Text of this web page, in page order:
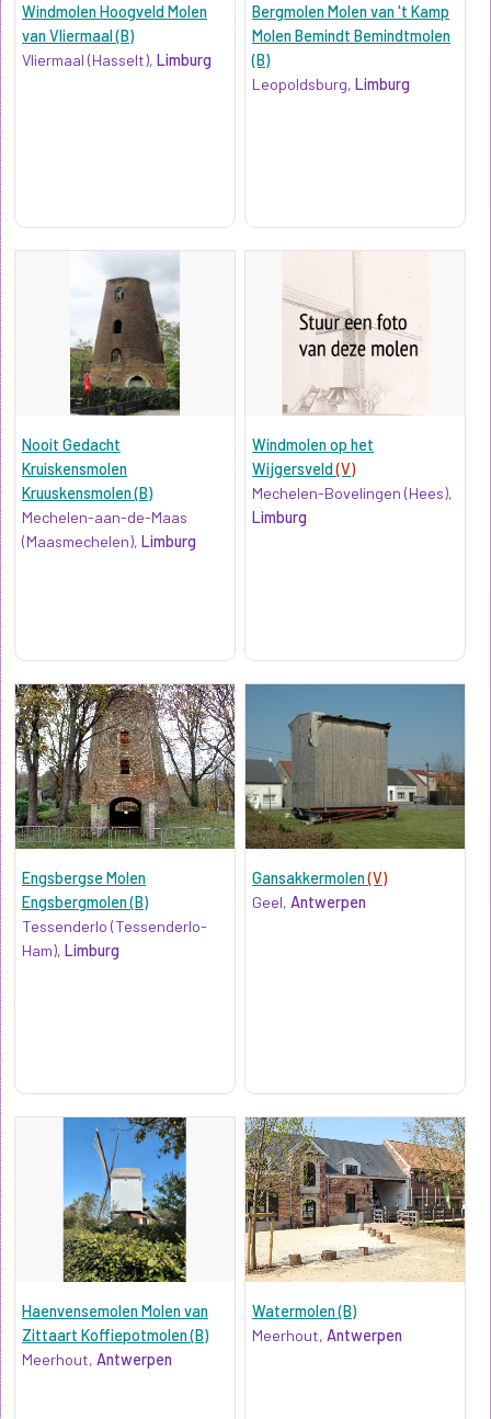
Windmolen Hoogveld Molen
van Vliermaal (B)
Vliermaal (Hasselt), Limburg
Bergmolen Molen van 't Kamp
Molen Bemindt Bemindtmolen
(B)
Leopoldsburg,Limburg
Nooit Gedacht
Kruiskensmolen
Kruuskensmolen (B)
Mechelen-aan-de-Maas
(Maasmechelen), Limburg
Windmolen op het
Wijgersveld(V)
Mechelen-Bovelingen (Hees),
Limburg
Engsbergse Molen
Engsbergmolen (B)
Tessenderlo (Tessenderlo-
Ham), Limburg
Gansakkermolen(V)
Geel,Antwerpen
Haenvensemolen Molen van
Zittaart Koffiepotmolen (B)
Meerhout, Antwerpen
Watermolen (B)
Meerhout,Antwerpen